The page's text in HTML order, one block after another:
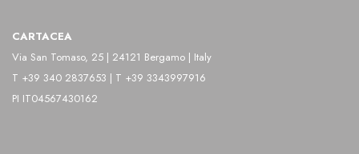
CARTACEA
Via San Tomaso, 25 | 24121 Bergamo | Italy
T +39 340 2837653 | T +39 3343997916
PI IT04567430162